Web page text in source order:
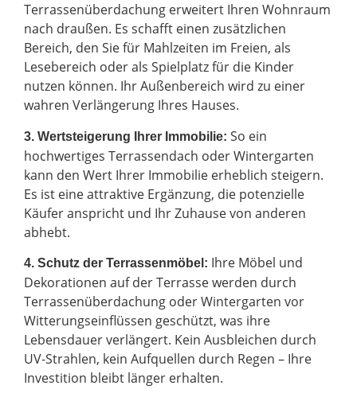
Terrassenüberdachung erweitert Ihren Wohnraum
nach draußen. Es schafft einen zusätzlichen
Bereich, den Sie für Mahlzeiten im Freien, als
Lesebereich oder als Spielplatz für die Kinder
nutzen können. Ihr Außenbereich wird zu einer
wahren Verlängerung Ihres Hauses.
3. Wertsteigerung Ihrer Immobilie: So ein
hochwertiges Terrassendach oder Wintergarten
kann den Wert Ihrer Immobilie erheblich steigern.
Es ist eine attraktive Ergänzung, die potenzielle
Käufer anspricht und Ihr Zuhause von anderen
abhebt.
4. Schutz der Terrassenmöbel: Ihre Möbel und
Dekorationen auf der Terrasse werden durch
Terrassenüberdachung oder Wintergarten vor
Witterungseinflüssen geschützt, was ihre
Lebensdauer verlängert. Kein Ausbleichen durch
UV-Strahlen, kein Aufquellen durch Regen – Ihre
Investition bleibt länger erhalten.